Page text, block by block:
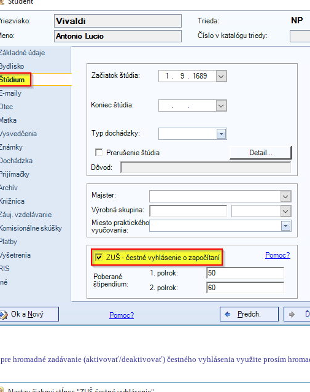
pre hromadné zadávanie (aktivovať/deaktivovať) čestného vyhlásenia využite prosím